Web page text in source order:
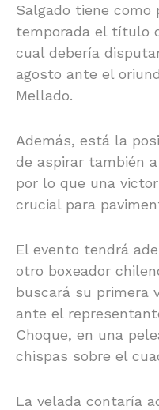
Salgado tiene como
temporada el título
cual debería
agosto ante el
Mellado.
Además, está la
de aspirar también
por lo que una
crucial para
El evento tendrá
otro boxeador
buscará su primera
ante el
Choque, en una
chispas sobre el
La velada contaría